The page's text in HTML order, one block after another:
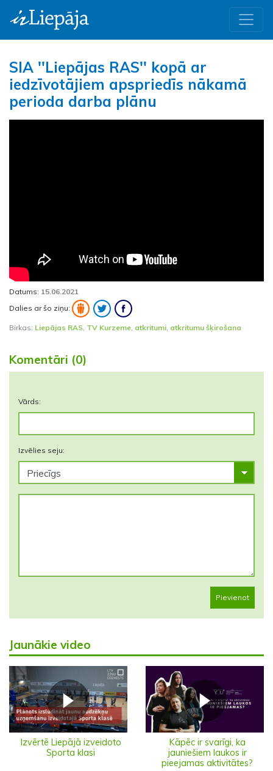
SIA ''Liepājas RAS'' kopā ar
iedzīvotājiem apspriedīs nākamā
perioda darba plānu
Datums: 15.06.2021
Dalies ar šo ziņu:
Birkas: Liepājas RAS TV Kurzeme atkritumi atkritumu šķirošana
Komentāri (0)
Vārds:
Izvēlies seju:
Pievienot
Jaunākie video
Izvērtē Liepājā izveidoto
Sporta klasi
Kāpēc ir svarīgi, ka
jauniešiem laukos ir
pieejamas aktivitātes?